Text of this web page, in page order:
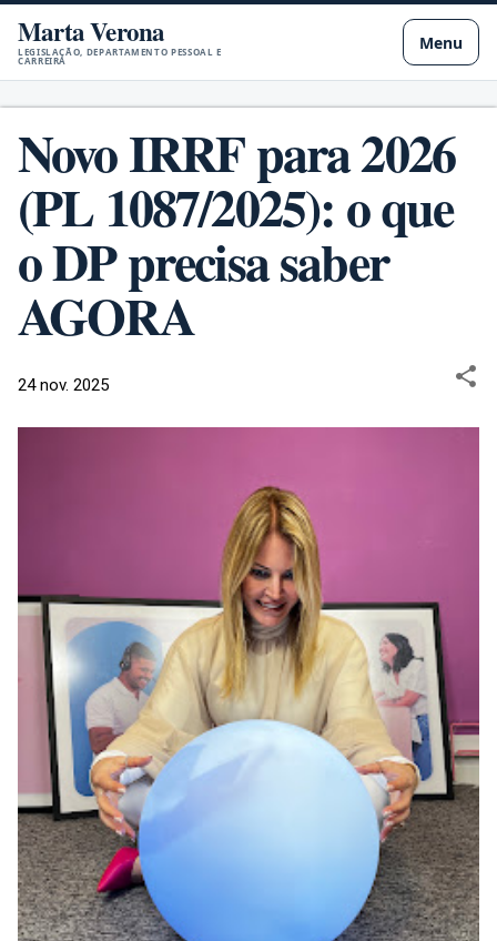
Pular para o conteúdo principal
Marta Verona
LEGISLAÇÃO, DEPARTAMENTO PESSOAL E
CARREIRA
Menu
Novo IRRF para 2026
(PL 1087/2025): o que
o DP precisa saber
AGORA
24 nov. 2025